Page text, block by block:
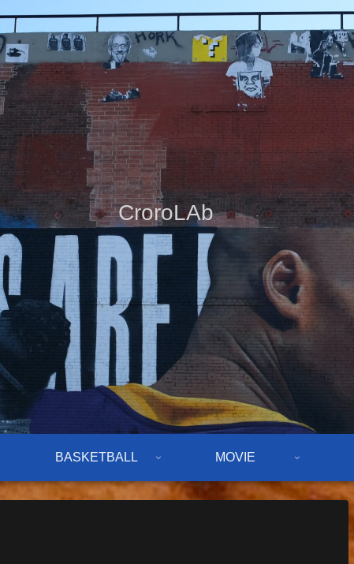
CroroLAb
BASKETBALL MOVIE